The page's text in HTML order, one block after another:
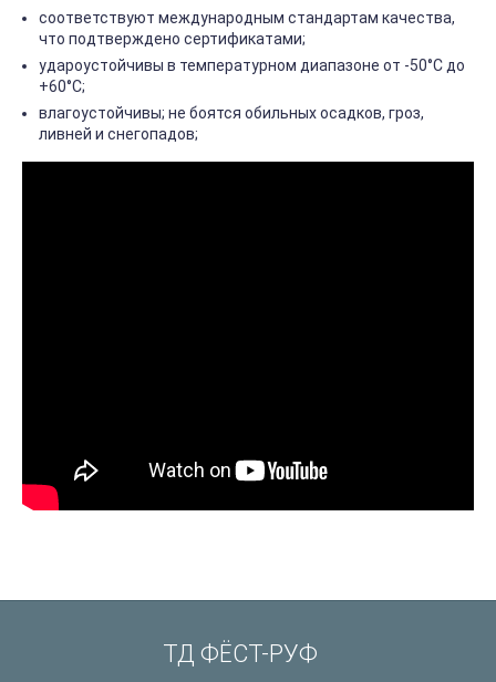
соответствуют международным стандартам качества,
что подтверждено сертификатами;
удароустойчивы в температурном диапазоне от -50°С до
+60°С;
влагоустойчивы; не боятся обильных осадков, гроз,
ливней и снегопадов;
ТД ФЁСТ-РУФ